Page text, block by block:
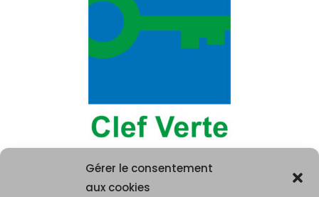
Gérer le consentement
aux cookies